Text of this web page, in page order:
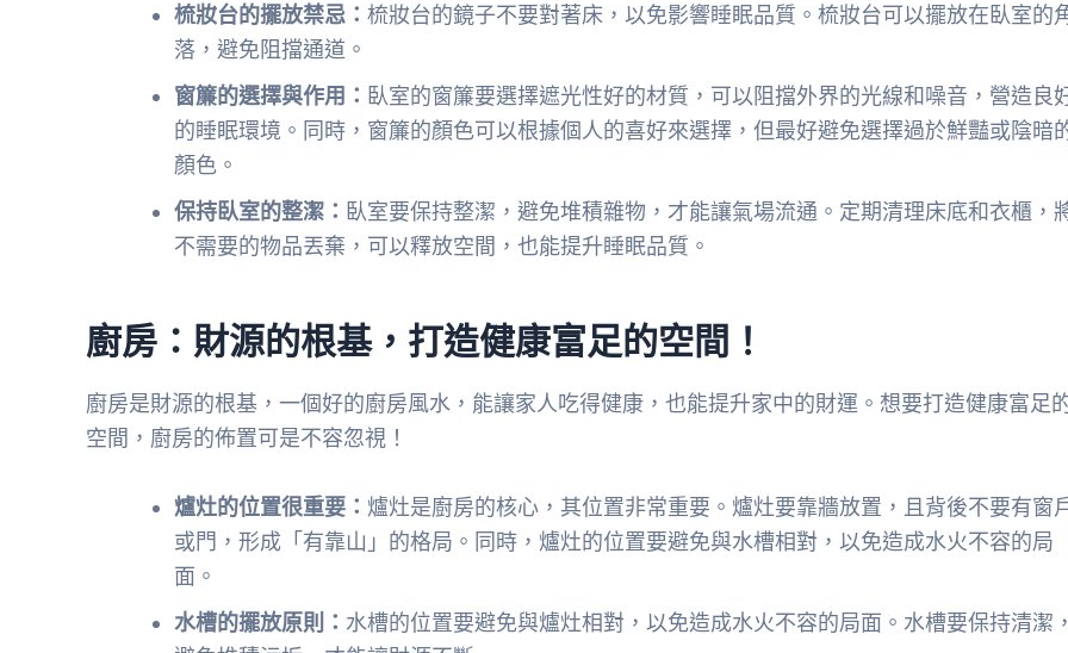
梳妝台的擺放禁忌： 梳妝台的鏡子不要對著床，以免影響睡眠品質。梳妝台可以擺放在臥室的
落，避免阻擋通道。
窗簾的選擇與作用： 臥室的窗簾要選擇遮光性好的材質，可以阻擋外界的光線和噪音，營造良
的睡眠環境。同時，窗簾的顏色可以根據個人的喜好來選擇，但最好避免選擇過於鮮豔或陰暗
顏色。
保持臥室的整潔： 臥室要保持整潔，避免堆積雜物，才能讓氣場流通。定期清理床底和衣櫃，
不需要的物品丟棄，可以釋放空間，也能提升睡眠品質。
廚房：財源的根基，打造健康富足的空間！
廚房是財源的根基，一個好的廚房風水，能讓家人吃得健康，也能提升家中的財運。想要打造健康富足
空間，廚房的佈置可是不容忽視！
爐灶的位置很重要： 爐灶是廚房的核心，其位置非常重要。爐灶要靠牆放置，且背後不要有窗
或門，形成「有靠山」的格局。同時，爐灶的位置要避免與水槽相對，以免造成水火不容的局
面。
水槽的擺放原則： 水槽的位置要避免與爐灶相對，以免造成水火不容的局面。水槽要保持清潔，